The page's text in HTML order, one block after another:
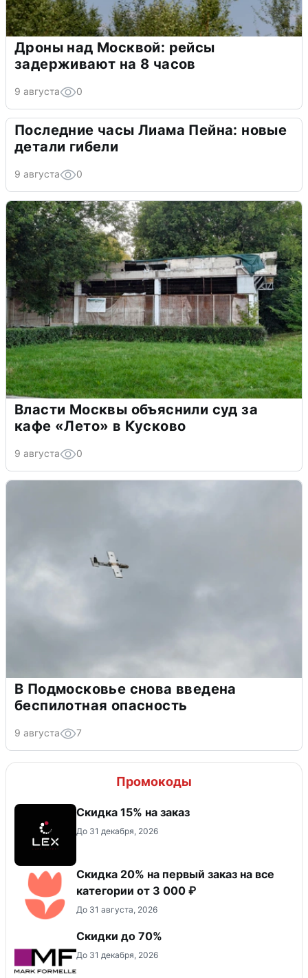
Дроны над Москвой: рейсы
задерживают на 8 часов
9 августа 0
Последние часы Лиама Пейна: новые
детали гибели
9 августа 0
Власти Москвы объяснили суд за
кафе «Лето» в Кусково
9 августа 0
В Подмосковье снова введена
беспилотная опасность
9 августа 7
Промокоды
Скидка 15% на заказ
До 31 декабря, 2026
Скидка 20% на первый заказ на все
категории от 3 000 ₽
До 31 августа, 2026
Скидки до 70%
До 31 декабря, 2026